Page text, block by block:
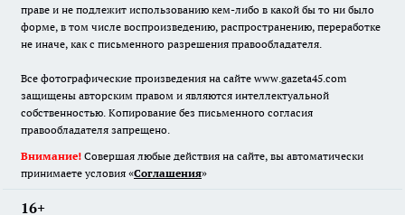
праве и не подлежит использованию кем-либо в какой бы то ни было
форме, в том числе воспроизведению, распространению, переработке
не иначе, как с письменного разрешения правообладателя.
Все фотографические произведения на сайте www.gazeta45.com
защищены авторским правом и являются интеллектуальной
собственностью. Копирование без письменного согласия
правообладателя запрещено.
Внимание! Совершая любые действия на сайте, вы автоматически
принимаете условия «Cоглашения»
16+